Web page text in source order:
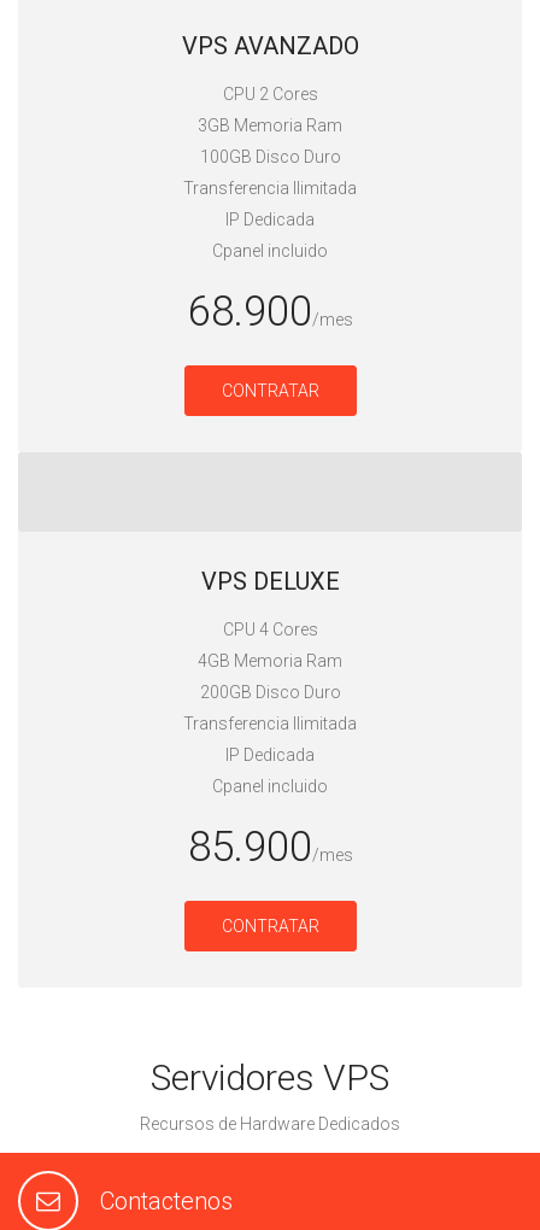
VPS AVANZADO
CPU 2 Cores
3GB Memoria Ram
100GB Disco Duro
Transferencia Ilimitada
IP Dedicada
Cpanel incluido
68.900/mes
CONTRATAR
VPS DELUXE
CPU 4 Cores
4GB Memoria Ram
200GB Disco Duro
Transferencia Ilimitada
IP Dedicada
Cpanel incluido
85.900/mes
CONTRATAR
Servidores VPS
Recursos de Hardware Dedicados
Contactenos